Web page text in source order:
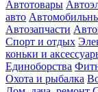
Автотовары
авто
Автозапчасти
Спорт и отдых
коньки и
Единоборства
Охота и рыбалка